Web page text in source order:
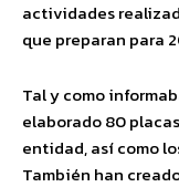
actividades
que preparan para
Tal y como
elaborado 80
entidad, así como
También han